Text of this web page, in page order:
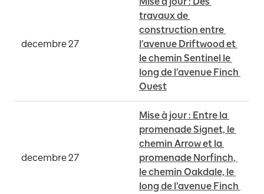
decembre 27
travaux de
construction entre
l’avenue Driftwood et
le chemin Sentinel le
long de l’avenue Finch
Ouest
decembre 27
Mise à jour : Entre la
promenade Signet, le
chemin Arrow et la
promenade Norfinch,
le chemin Oakdale, le
long de l’avenue Finch